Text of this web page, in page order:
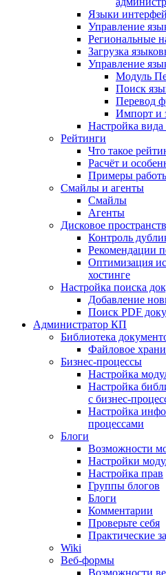
Языки
Управление
Региональные
Загрузка
Управление
Mодуль
Поиск
Перевод
Импорт и
Настройка
Рейтинги
Что такое
Расчёт и
Примеры
Смайлы и агенты
Смайлы
Агенты
Дисковое
Контроль
Рекомендации
Оптимизация
хостинге
Настройка поиска
Добавление
Поиск PDF
Администратор КП
Библиотека
Файловое
Бизнес-процессы
Настройка
Настройка
с бизнес-
Настройка
процессами
Блоги
Возможности
Настройки
Настройка прав
Группы блогов
Блоги
Комментарии
Проверьте себя
Практические
Wiki
Веб-формы
Возможности